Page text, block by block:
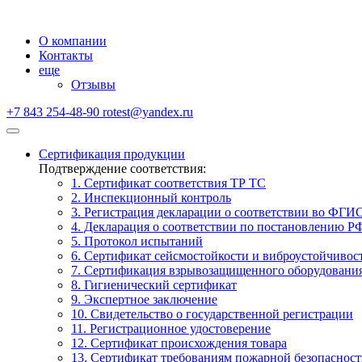
О компании
Контакты
еще
Отзывы
+7 843 254-48-90 rotest@yandex.ru
Сертификация продукции
Подтверждение соответствия:
1. Сертификат соответствия ТР ТС
2. Инспекционный контроль
3. Регистрация декларации о соответствии во
4. Декларация о соответствии по постановлению
5. Протокол испытаний
6. Сертификат сейсмостойкости и
7. Сертификация взрывозащищенного
8. Гигиенический сертификат
9. Экспертное заключение
10. Свидетельство о государственной регистрации
11. Регистрационное удостоверение
12. Сертификат происхождения товара
13. Сертификат требованиям пожарной